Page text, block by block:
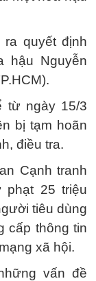
quyết định
hậu Nguyễn
từ ngày 15/3
bị tạm hoãn
điều tra.
Cạnh tranh
phạt 25 triệu
tiêu dùng
cấp thông tin
xã hội.
vấn đề